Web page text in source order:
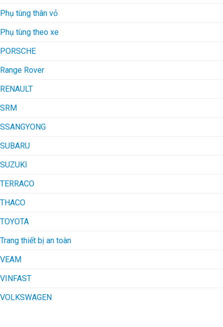
Phụ tùng thân vỏ
Phụ tùng theo xe
PORSCHE
Range Rover
RENAULT
SRM
SSANGYONG
SUBARU
SUZUKI
TERRACO
THACO
TOYOTA
Trang thiết bị an toàn
VEAM
VINFAST
VOLKSWAGEN